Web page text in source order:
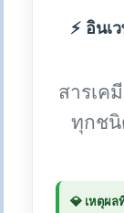
⚡ อิน
สารเค
ทุกชนิ
💎 เหตุผ